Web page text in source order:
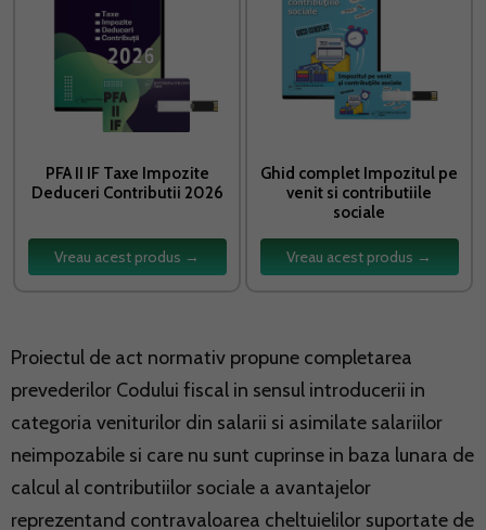
PFA II IF Taxe Impozite
Deduceri Contributii 2026
Vreau acest produs →
Ghid complet Impozitul pe
venit si contributiile
sociale
Vreau acest produs →
Proiectul de act normativ propune completarea
prevederilor Codului fiscal in sensul introducerii in
categoria veniturilor din salarii si asimilate salariilor
neimpozabile si care nu sunt cuprinse in baza lunara de
calcul al contributiilor sociale a avantajelor
reprezentand contravaloarea cheltuielilor suportate de